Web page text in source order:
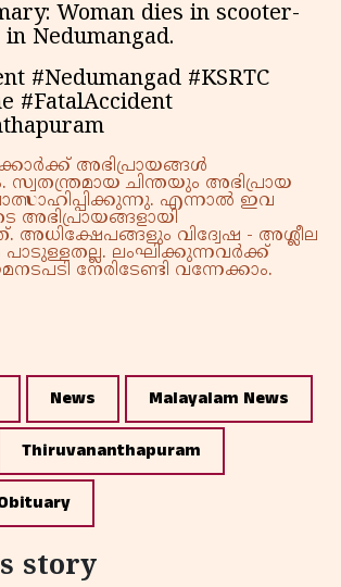
Woman dies in scooter-
Nedumangad.
#Nedumangad #KSRTC
#FatalAccident
അഭിപ്രായങ്ങൾ
സ്വതന്ത്രമായ ചിന്തയും അഭിപ്രായ
എന്നാൽ ഇവ
അഭിപ്രായങ്ങളായി
വിദ്വേഷ - അശ്ലീല
ലംഘിക്കുന്നവർക്ക്
നേരിടേണ്ടി വന്നേക്കാം.
News Malayalam News
Thiruvananthapuram
story